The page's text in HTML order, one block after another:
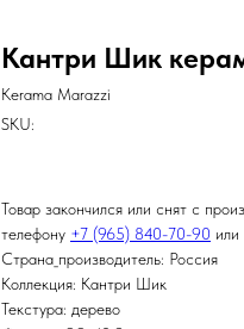
Кантри Шик
Kerama Marazzi
SKU:
Товар закончился или снят с
телефону +7 (965) 840-70-90
Страна_производитель: Россия
Коллекция: Кантри Шик
Текстура: дерево